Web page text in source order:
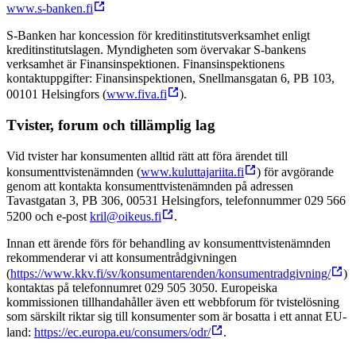
www.s-banken.fi
S-Banken har koncession för kreditinstitutsverksamhet enligt
kreditinstitutslagen. Myndigheten som övervakar S-bankens
verksamhet är Finansinspektionen. Finansinspektionens
kontaktuppgifter: Finansinspektionen, Snellmansgatan 6, PB 103,
00101 Helsingfors (www.fiva.fi ).
Tvister, forum och tillämplig lag
Vid tvister har konsumenten alltid rätt att föra ärendet till
konsumenttvistenämnden (www.kuluttajariita.fi
) för avgörande
genom att kontakta konsumenttvistenämnden på adressen
Tavastgatan 3, PB 306, 00531 Helsingfors, telefonnummer 029 566
5200 och e-post kril@oikeus.fi
.
Innan ett ärende förs för behandling av konsumenttvistenämnden
rekommenderar vi att konsumentrådgivningen
(https://www.kkv.fi/sv/konsumentarenden/konsumentradgivning/
)
kontaktas på telefonnumret 029 505 3050. Europeiska
kommissionen tillhandahåller även ett webbforum för tvistelösning
som särskilt riktar sig till konsumenter som är bosatta i ett annat EU-
land: https://ec.europa.eu/consumers/odr/
.